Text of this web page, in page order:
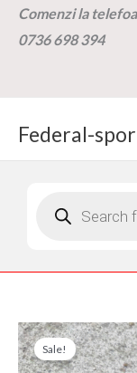
SkipComenzi la t
0736 698 394
Federal-
Sale!
Cantitate
Releu